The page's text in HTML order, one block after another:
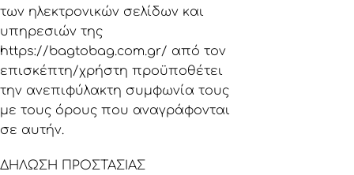
των ηλεκτρονικών σελίδων και
υπηρεσιών της
https://bagtobag.com.gr/ από τον
επισκέπτη/χρήστη προϋποθέτει
την ανεπιφύλακτη συμφωνία τους
με τους όρους που αναγράφονται
σε αυτήν.
ΔΗΛΩΣΗ ΠΡΟΣΤΑΣΙΑΣ